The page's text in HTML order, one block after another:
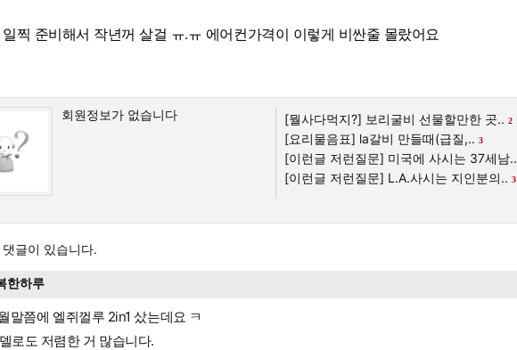
찍 준비해서 작년꺼 살걸 ㅠ.ㅠ 에어컨가격이 이렇게 비싼줄 몰랐어요
회원정보가 없습니다 [뭘사다먹지?] 보리굴비 선물할만한 곳.. 2
[요리물음표] la갈비 만들때(급질,.. 3
[이런글 저런질문] 미국에 사시는 37세남..
[이런글 저런질문] L.A.사시는 지인분의.. 3
댓글이 있습니다.
한하루
말쯤에 엘쥐껄루 2in1 샀는데요 ㅋ
로도 저렴한 거 많습니다.